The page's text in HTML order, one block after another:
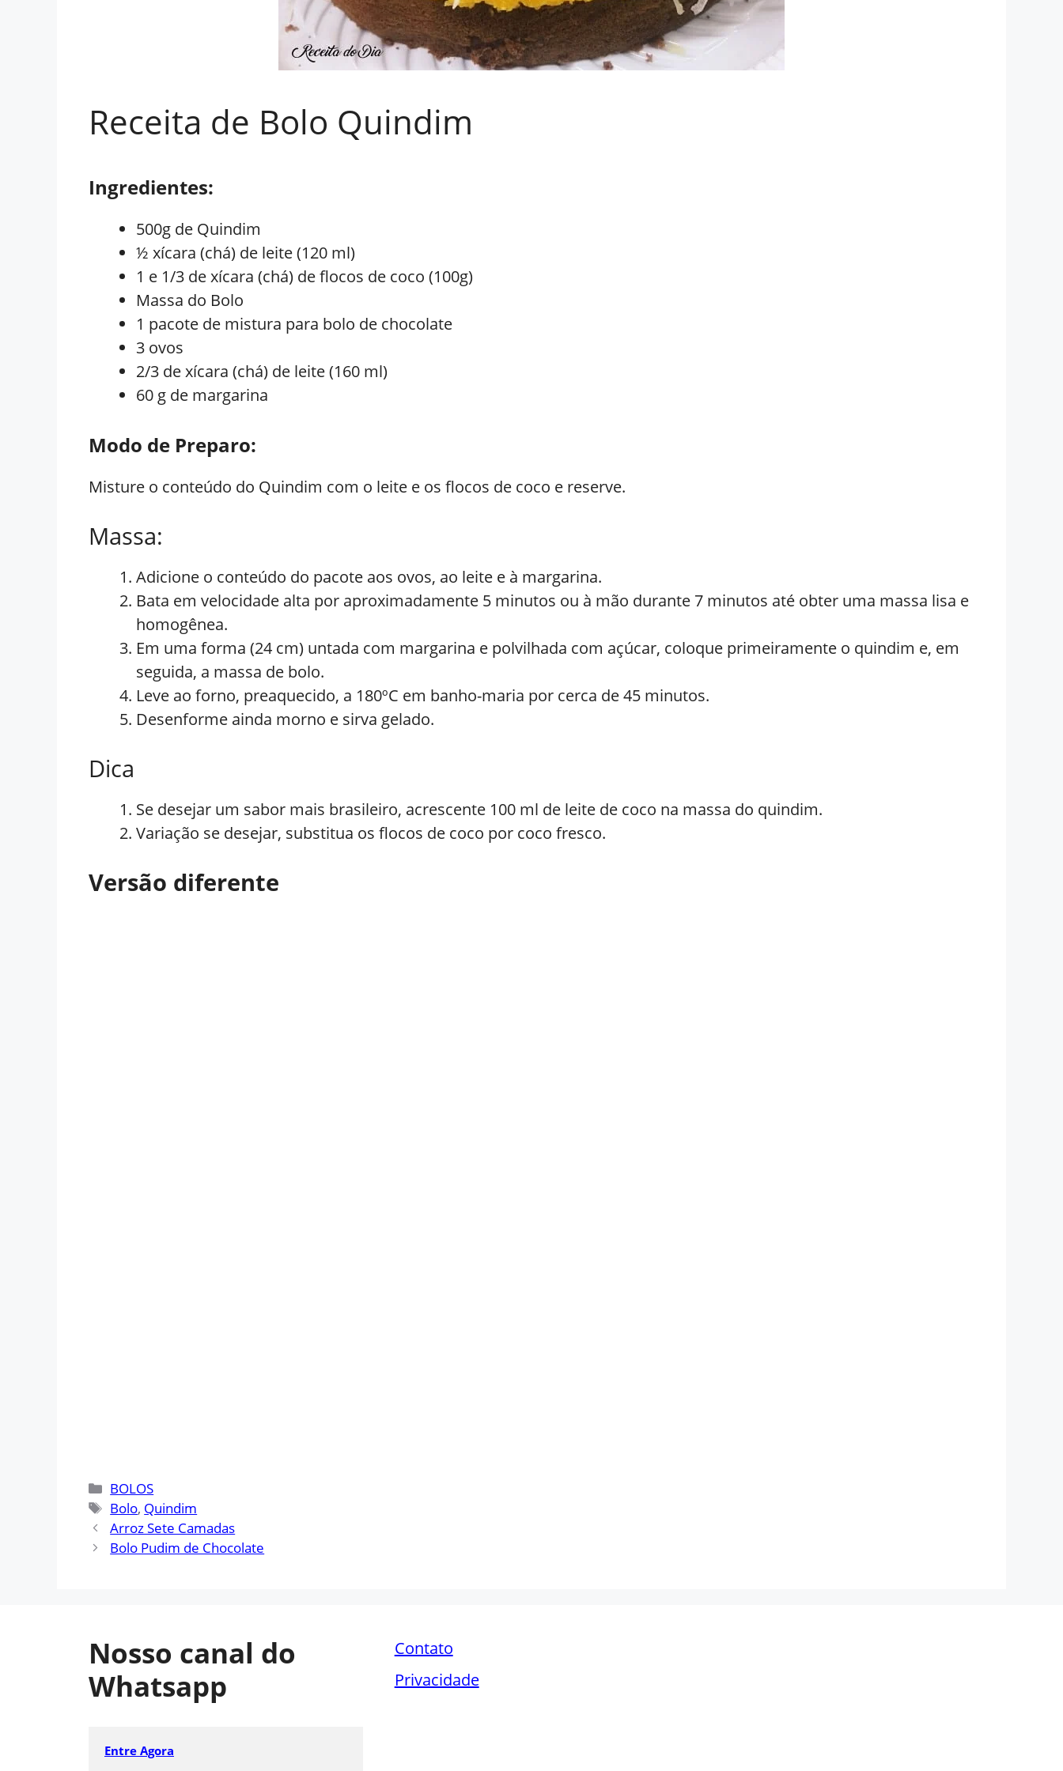
Receita de Bolo Quindim
Ingredientes:
500g de Quindim
½ xícara (chá) de leite (120 ml)
1 e 1/3 de xícara (chá) de flocos de coco (100g)
Massa do Bolo
1 pacote de mistura para bolo de chocolate
3 ovos
2/3 de xícara (chá) de leite (160 ml)
60 g de margarina
Modo de Preparo:
Misture o conteúdo do Quindim com o leite e os flocos de coco e reserve.
Massa:
Adicione o conteúdo do pacote aos ovos, ao leite e à margarina.
Bata em velocidade alta por aproximadamente 5 minutos ou à mão durante 7 minutos até obter uma massa lisa e
homogênea.
Em uma forma (24 cm) untada com margarina e polvilhada com açúcar, coloque primeiramente o quindim e, em
seguida, a massa de bolo.
Leve ao forno, preaquecido, a 180ºC em banho-maria por cerca de 45 minutos.
Desenforme ainda morno e sirva gelado.
Dica
Se desejar um sabor mais brasileiro, acrescente 100 ml de leite de coco na massa do quindim.
Variação se desejar, substitua os flocos de coco por coco fresco.
Versão diferente
Categorias
BOLOS
Tags
Bolo, Quindim
Arroz Sete Camadas
Bolo Pudim de Chocolate
Nosso canal do
Whatsapp
Entre Agora
Contato
Privacidade